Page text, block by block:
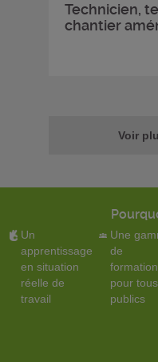
Technicien,
chantier
Voir
Un
apprentissage
en situation
réelle de
travail
Une
de
pour
publics